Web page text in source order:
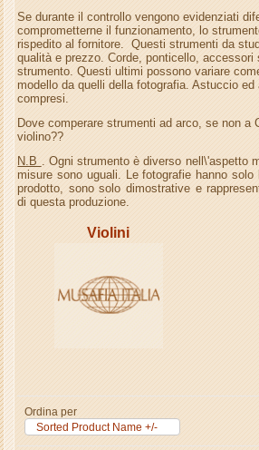
Se durante il controllo vengono evidenziati
comprometterne il funzionamento, lo
rispedito al fornitore. Questi strumenti da
qualità e prezzo. Corde, ponticello, accessori
strumento. Questi ultimi possono variare
modello da quelli della fotografia. Astuccio ed
compresi.
Dove comperare strumenti ad arco, se non a
violino??
N.B
. Ogni strumento è diverso nell\'aspetto
misure sono uguali. Le fotografie hanno
prodotto, sono solo dimostrative e
di questa produzione.
Violini
Ordina per
Sorted Product Name +/-